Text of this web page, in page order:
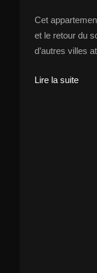
Cet
et le retour du
d’autres villes
Lire la suite